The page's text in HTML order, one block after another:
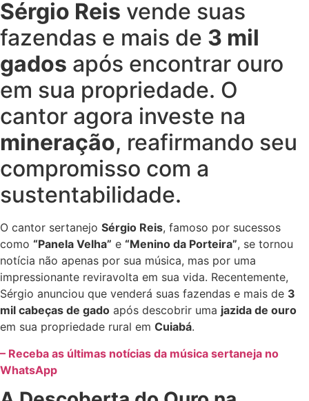
Sérgio Reis vende suas
fazendas e mais de 3 mil
gados após encontrar ouro
em sua propriedade. O
cantor agora investe na
mineração, reafirmando seu
compromisso com a
sustentabilidade.
O cantor sertanejo Sérgio Reis, famoso por sucessos
como “Panela Velha” e “Menino da Porteira”, se tornou
notícia não apenas por sua música, mas por uma
impressionante reviravolta em sua vida. Recentemente,
Sérgio anunciou que venderá suas fazendas e mais de 3
mil cabeças de gado após descobrir uma jazida de ouro
em sua propriedade rural em Cuiabá.
– Receba as últimas notícias da música sertaneja no
WhatsApp